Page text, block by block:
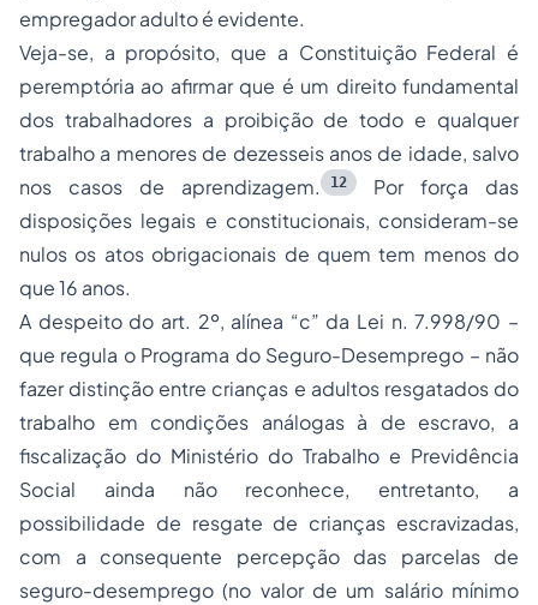
empregador adulto é evidente.
Veja-se, a propósito, que a Constituição Federal é
peremptória ao afirmar que é um direito fundamental
dos trabalhadores a proibição de todo e qualquer
trabalho a menores de dezesseis anos de idade, salvo
nos casos de aprendizagem.
12
Por força das
disposições legais e constitucionais, consideram-se
nulos os atos obrigacionais de quem tem menos do
que 16 anos.
A despeito do art. 2º, alínea “c” da Lei n. 7.998/90 –
que regula o Programa do Seguro-Desemprego – não
fazer distinção entre crianças e adultos resgatados do
trabalho em condições análogas à de escravo, a
fiscalização do Ministério do Trabalho e Previdência
Social ainda não reconhece, entretanto, a
possibilidade de resgate de crianças escravizadas,
com a consequente percepção das parcelas de
seguro-desemprego (no valor de um salário mínimo